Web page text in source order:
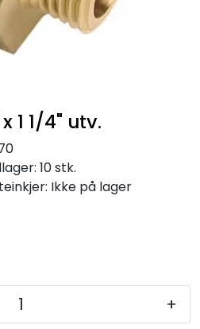
1 1/4" utv.
10 stk.
Ikke på lager
+